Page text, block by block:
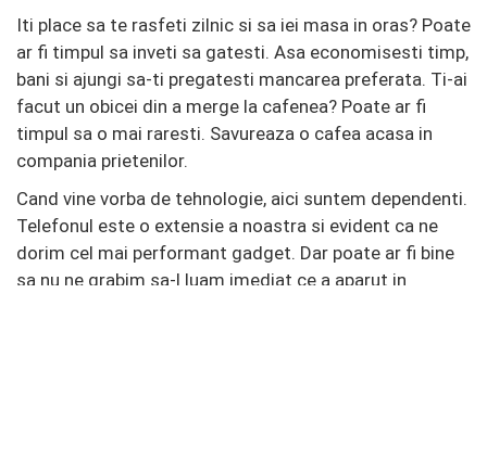
Iti place sa te rasfeti zilnic si sa iei masa in oras? Poate
ar fi timpul sa inveti sa gatesti. Asa economisesti timp,
bani si ajungi sa-ti pregatesti mancarea preferata. Ti-ai
facut un obicei din a merge la cafenea? Poate ar fi
timpul sa o mai raresti. Savureaza o cafea acasa in
compania prietenilor.
Cand vine vorba de tehnologie, aici suntem dependenti.
Telefonul este o extensie a noastra si evident ca ne
dorim cel mai performant gadget. Dar poate ar fi bine
sa nu ne grabim sa-l luam imediat ce a aparut in